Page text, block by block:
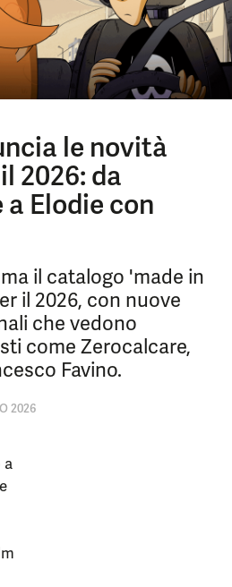
le novità
2026: da
Elodie con
il catalogo 'made in
il 2026, con nuove
che vedono
come Zerocalcare,
Favino.
2026
a